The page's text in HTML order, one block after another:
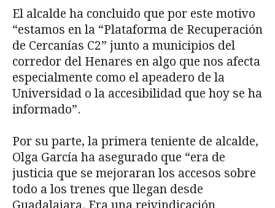
El alcalde ha concluido que por este motivo
“estamos en la “Plataforma de Recuperación
de Cercanías C2” junto a municipios del
corredor del Henares en algo que nos afecta
especialmente como el apeadero de la
Universidad o la accesibilidad que hoy se ha
informado”.
Por su parte, la primera teniente de alcalde,
Olga García ha asegurado que “era de
justicia que se mejoraran los accesos sobre
todo a los trenes que llegan desde